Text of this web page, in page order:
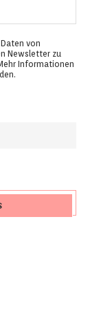
von
Newsletter zu
Informationen